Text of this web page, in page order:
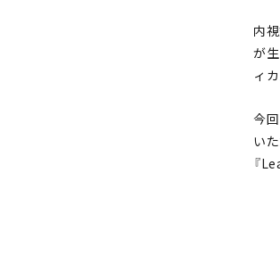
内
が
ィ
今
い
『